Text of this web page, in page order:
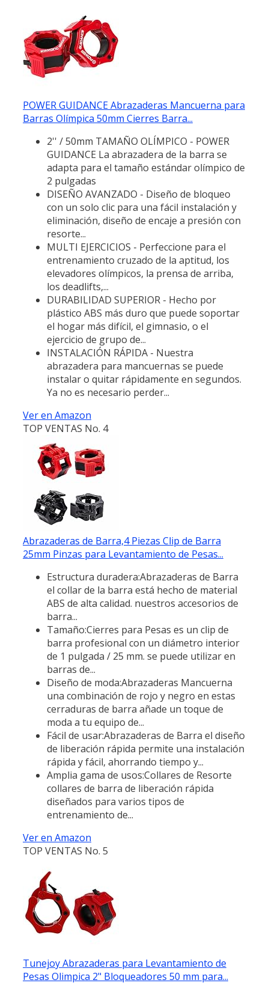
POWER GUIDANCE Abrazaderas Mancuerna para
Barras Olímpica 50mm Cierres Barra...
2'' / 50mm TAMAÑO OLÍMPICO - POWER
GUIDANCE La abrazadera de la barra se
adapta para el tamaño estándar olímpico de
2 pulgadas
DISEÑO AVANZADO - Diseño de bloqueo
con un solo clic para una fácil instalación y
eliminación, diseño de encaje a presión con
resorte...
MULTI EJERCICIOS - Perfeccione para el
entrenamiento cruzado de la aptitud, los
elevadores olímpicos, la prensa de arriba,
los deadlifts,...
DURABILIDAD SUPERIOR - Hecho por
plástico ABS más duro que puede soportar
el hogar más difícil, el gimnasio, o el
ejercicio de grupo de...
INSTALACIÓN RÁPIDA - Nuestra
abrazadera para mancuernas se puede
instalar o quitar rápidamente en segundos.
Ya no es necesario perder...
Ver en Amazon
TOP VENTAS No. 4
Abrazaderas de Barra,4 Piezas Clip de Barra
25mm Pinzas para Levantamiento de Pesas...
Estructura duradera:Abrazaderas de Barra
el collar de la barra está hecho de material
ABS de alta calidad. nuestros accesorios de
barra...
Tamaño:Cierres para Pesas es un clip de
barra profesional con un diámetro interior
de 1 pulgada / 25 mm. se puede utilizar en
barras de...
Diseño de moda:Abrazaderas Mancuerna
una combinación de rojo y negro en estas
cerraduras de barra añade un toque de
moda a tu equipo de...
Fácil de usar:Abrazaderas de Barra el diseño
de liberación rápida permite una instalación
rápida y fácil, ahorrando tiempo y...
Amplia gama de usos:Collares de Resorte
collares de barra de liberación rápida
diseñados para varios tipos de
entrenamiento de...
Ver en Amazon
TOP VENTAS No. 5
Tunejoy Abrazaderas para Levantamiento de
Pesas Olimpica 2" Bloqueadores 50 mm para...